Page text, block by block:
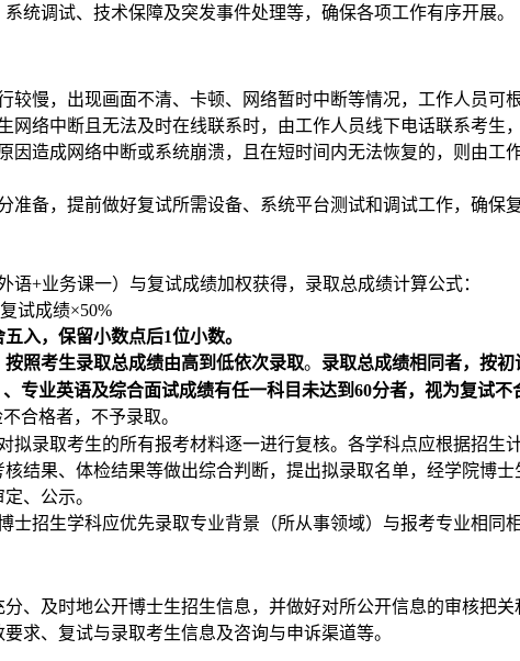
统调试、技术保障及突发事件处理等，确保各项工作有序开展。
较慢，出现画面不清、卡顿、网络暂时中断等情况，工作人员可
网络中断且无法及时在线联系时，由工作人员线下电话联系考生
因造成网络中断或系统崩溃，且在短时间内无法恢复的，则由工
准备，提前做好复试所需设备、系统平台测试和调试工作，确保
语+业务课一）与复试成绩加权获得，录取总成绩计算公式：
复试成绩×50%
入，保留小数点后1位小数。
按照考生录取总成绩由高到低依次录取。 录取总成绩相同者，按初
专业英语及综合面试成绩有任一科目未达到60分者，视为复试不
合格者，不予录取。
拟录取考生的所有报考材料逐一进行复核。各学科点应根据招生
结果、体检结果等做出综合判断，提出拟录取名单，经学院博
、公示。
士招生学科应优先录取专业背景（所从事领域）与报考专业相同
、及时地公开博士生招生信息，并做好对所公开信息的审核把
求、复试与录取考生信息及咨询与申诉渠道等。